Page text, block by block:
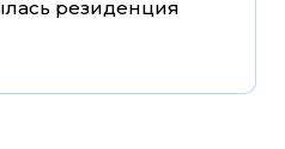
резиденция